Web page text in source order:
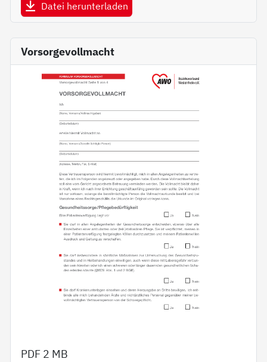
Datei herunterladen
Vorsorgevollmacht
PDF 2 MB